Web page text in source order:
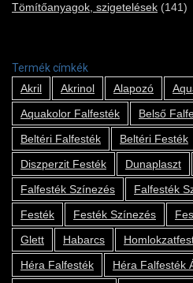
Tömítőanyagok, szigetelések (141)
Termék címkék
Akril
Akrinol Alapozó
Aquakolor Falfesték
Belső
Beltéri Falfesték
Beltéri Festék
Diszperzit Festék
Dunaplaszt
Falfesték Színezés
Falfesték
Festék
Festék Színezés
Glett
Habarcs
Héra Falfesték
Héra Falfesték